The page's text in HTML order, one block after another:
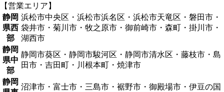
【営業エリア】
静岡
県西
部
浜松市中央区・浜松市浜名区・浜松市天竜区・磐田市・
袋井市・菊川市・牧之原市・御前崎市・森町・掛川市・
湖西市
静岡
県中
部
静岡市葵区・静岡市駿河区・静岡市清水区・藤枝市・島
田市・吉田町・川根本町・焼津市
静岡
沼津市・富士市・三島市・裾野市・御殿場市・伊豆の国